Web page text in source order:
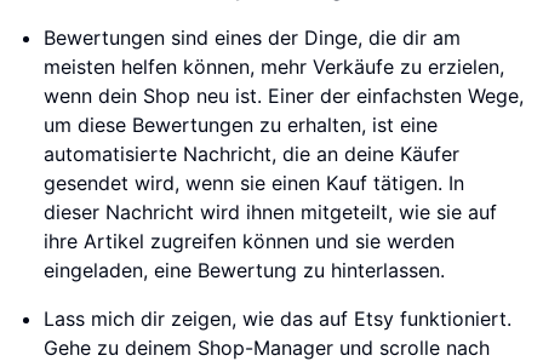
Bewertungen sind eines der Dinge, die dir am
meisten helfen können, mehr Verkäufe zu erzielen,
wenn dein Shop neu ist. Einer der einfachsten Wege,
um diese Bewertungen zu erhalten, ist eine
automatisierte Nachricht, die an deine Käufer
gesendet wird, wenn sie einen Kauf tätigen. In
dieser Nachricht wird ihnen mitgeteilt, wie sie auf
ihre Artikel zugreifen können und sie werden
eingeladen, eine Bewertung zu hinterlassen.
Lass mich dir zeigen, wie das auf Etsy funktioniert.
Gehe zu deinem Shop-Manager und scrolle nach